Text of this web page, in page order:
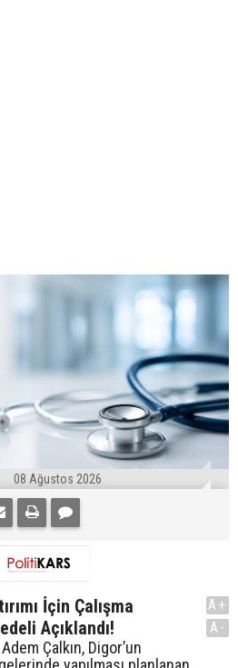
08 Ağustos 2026
İçin Çalışma
Açıklandı!
Çalkın, Digor’un
A+
A-